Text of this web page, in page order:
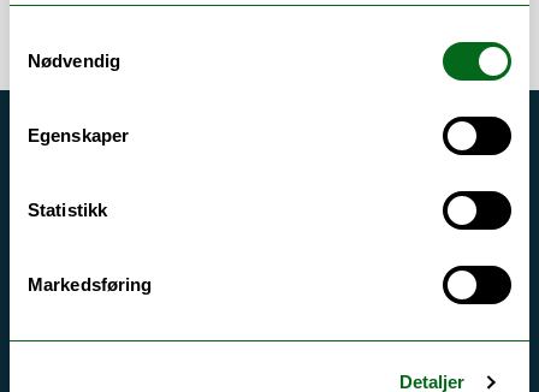
Nødvendig
Egenskaper
Statistikk
Markedsføring
Detaljer
Akutt hjelp
Personvern ved UiT